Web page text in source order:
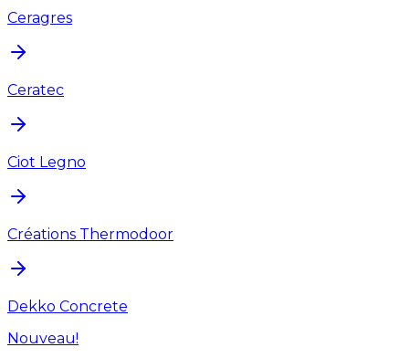
Ceragres
Ceratec
Ciot Legno
Créations Thermodoor
Dekko Concrete
Nouveau!